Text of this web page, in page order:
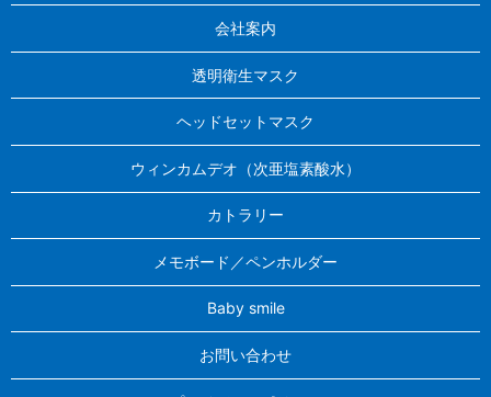
会社案内
透明衛生マスク
ヘッドセットマスク
ウィンカムデオ（次亜塩素酸水）
カトラリー
メモボード／ペンホルダー
Baby smile
お問い合わせ